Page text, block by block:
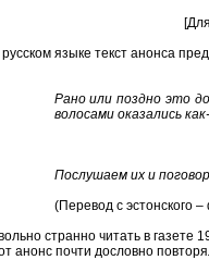
языке текст анонса
Рано или поздно это
волосами оказались
Послушаем их и
(Перевод с эстонского
странно читать в газете
анонс почти дословно